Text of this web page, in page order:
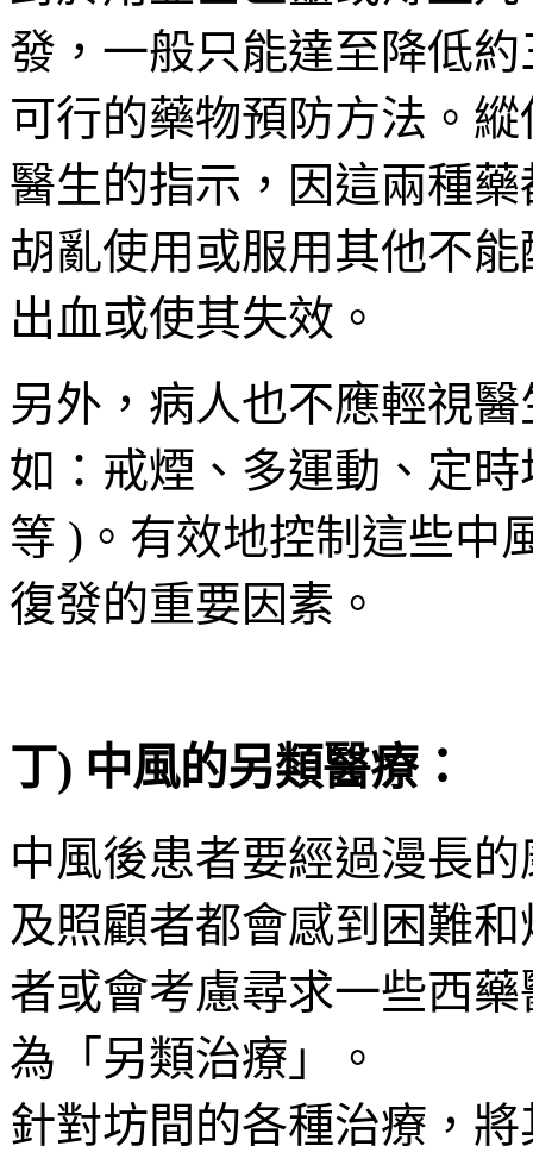
發，一般只能達至降低
可行的藥物預防方法。
醫生的指示，因這兩種
胡亂使用或服用其他不
出血或使其失效。
另外，病人也不應輕視
如：戒煙、多運動、定
等 )。有效地控制這些中
復發的重要因素。
丁) 中風的另類醫療：
中風後患者要經過漫長
及照顧者都會感到困難
者或會考慮尋求一些西
為「另類治療」。
針對坊間的各種治療，